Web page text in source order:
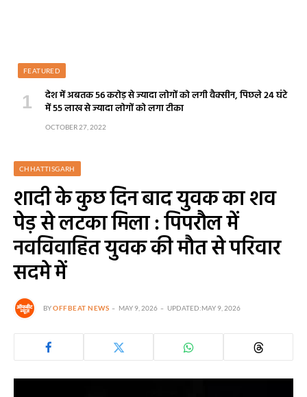
FEATURED
देश में अबतक 56 करोड़ से ज्यादा लोगों को लगी वैक्सीन, पिछले 24 घंटे
में 55 लाख से ज्यादा लोगों को लगा टीका
OCTOBER 27, 2022
CHHATTISGARH
शादी के कुछ दिन बाद युवक का शव
पेड़ से लटका मिला : पिपरौल में
नवविवाहित युवक की मौत से परिवार
सदमे में
BYOFFBEAT NEWS MAY 9, 2026 UPDATED:MAY 9, 2026